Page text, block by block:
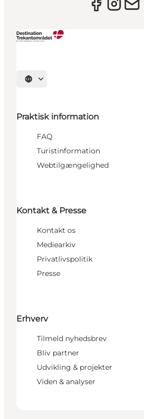
Vælg sprog
Praktisk information
FAQ
Turistinformation
Webtilgængelighed
Kontakt & Presse
Kontakt os
Mediearkiv
Privatlivspolitik
Presse
Erhverv
Tilmeld nyhedsbrev
Bliv partner
Udvikling & projekter
Viden & analyser